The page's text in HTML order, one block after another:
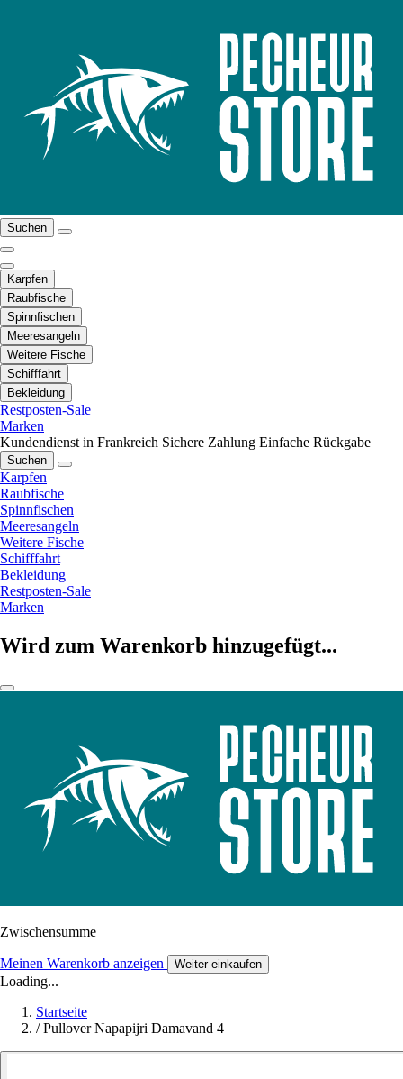
Suchen
Karpfen
Raubfische
Spinnfischen
Meeresangeln
Weitere Fische
Schifffahrt
Bekleidung
Restposten-Sale
Marken
Kundendienst in Frankreich Sichere Zahlung Einfache Rückgabe
Suchen
Karpfen
Raubfische
Spinnfischen
Meeresangeln
Weitere Fische
Schifffahrt
Bekleidung
Restposten-Sale
Marken
Wird zum Warenkorb hinzugefügt...
Zwischensumme
Meinen Warenkorb anzeigen Weiter einkaufen
Loading...
Startseite
/ Pullover Napapijri Damavand 4